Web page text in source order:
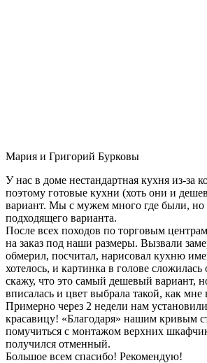
Мария и Григорий Бурковы
У нас в доме нестандартная кухня из-за
поэтому готовые кухни (хоть они и
вариант. Мы с мужем много где были,
подходящего варианта.
После всех походов по торговым
на заказ под наши размеры. Вызвали
обмерил, посчитал, нарисовал кухню
хотелось, и картинка в голове
скажу, что это самый дешевый вариант,
вписалась и цвет выбрала такой, как мне
Примерно через 2 недели нам
красавицу! «Благодаря» нашим кривым
помучиться с монтажом верхних
получился отменный.
Большое всем спасибо! Рекомендую!